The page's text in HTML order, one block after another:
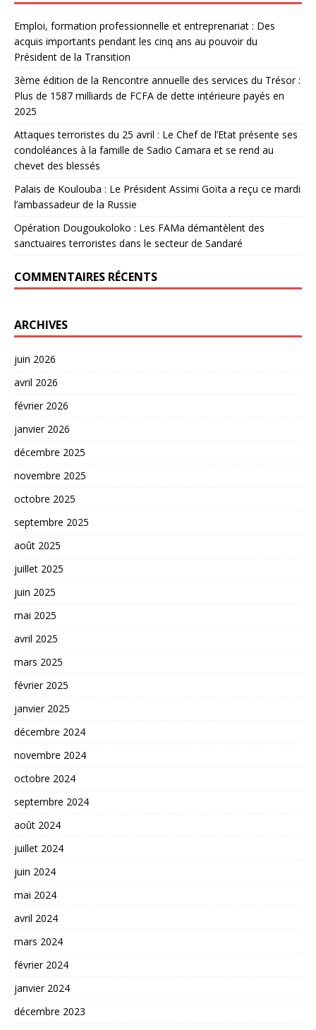
Emploi, formation professionnelle et entreprenariat : Des
acquis importants pendant les cinq ans au pouvoir du
Président de la Transition
3ème édition de la Rencontre annuelle des services du Trésor :
Plus de 1587 milliards de FCFA de dette intérieure payés en
2025
Attaques terroristes du 25 avril : Le Chef de l’Etat présente ses
condoléances à la famille de Sadio Camara et se rend au
chevet des blessés
Palais de Koulouba : Le Président Assimi Goïta a reçu ce mardi
l’ambassadeur de la Russie
Opération Dougoukoloko : Les FAMa démantèlent des
sanctuaires terroristes dans le secteur de Sandaré
COMMENTAIRES RÉCENTS
ARCHIVES
juin 2026
avril 2026
février 2026
janvier 2026
décembre 2025
novembre 2025
octobre 2025
septembre 2025
août 2025
juillet 2025
juin 2025
mai 2025
avril 2025
mars 2025
février 2025
janvier 2025
décembre 2024
novembre 2024
octobre 2024
septembre 2024
août 2024
juillet 2024
juin 2024
mai 2024
avril 2024
mars 2024
février 2024
janvier 2024
décembre 2023